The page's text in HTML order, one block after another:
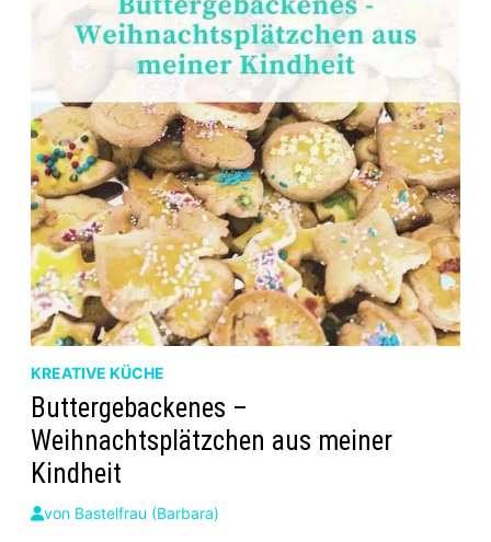
KREATIVE KÜCHE
Buttergebackenes –
Weihnachtsplätzchen aus meiner
Kindheit
von Bastelfrau (Barbara)